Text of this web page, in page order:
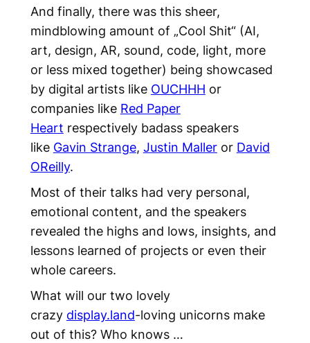
And finally, there was this sheer,
mindblowing amount of „Cool Shit“ (AI,
art, design, AR, sound, code, light, more
or less mixed together) being showcased
by digital artists like OUCHHH or
companies like Red Paper
Heart respectively badass speakers
like Gavin Strange, Justin Malleror David
OReilly.
Most of their talks had very personal,
emotional content, and the speakers
revealed the highs and lows, insights, and
lessons learned of projects or even their
whole careers.
What will our two lovely
crazy display.land-loving unicorns make
out of this? Who knows …